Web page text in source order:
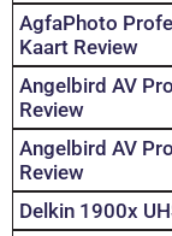
AgfaPhoto
Kaart Review
Angelbird AV
Review
Angelbird AV
Review
Delkin 1900x